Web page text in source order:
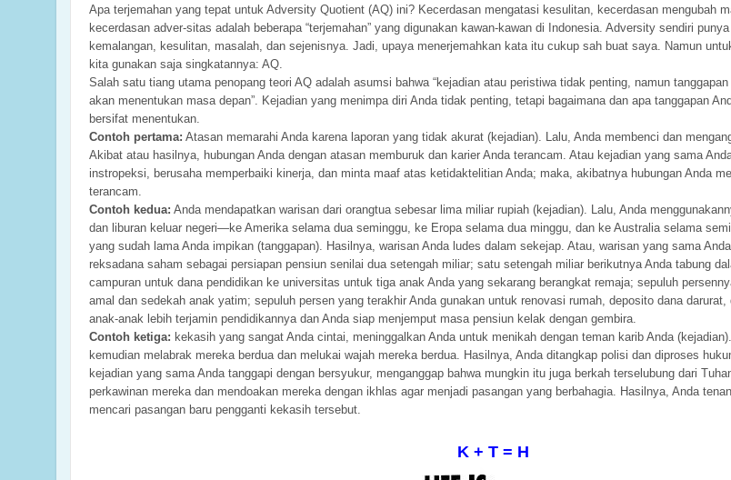
Apa terjemahan yang tepat untuk Adversity Quotient (AQ) ini? Kecerdasan mengatasi kesulitan, kecerdasan mengubah
kecerdasan adver-sitas adalah beberapa “terjemahan” yang digunakan kawan-kawan di Indonesia. Adversity sendiri
kemalangan, kesulitan, masalah, dan sejenisnya. Jadi, upaya menerjemahkan kata itu cukup sah buat saya. Namun
kita gunakan saja singkatannya: AQ.
Salah satu tiang utama penopang teori AQ adalah asumsi bahwa “kejadian atau peristiwa tidak penting, namun
akan menentukan masa depan”. Kejadian yang menimpa diri Anda tidak penting, tetapi bagaimana dan apa tanggapan
bersifat menentukan.
Contoh pertama: Atasan memarahi Anda karena laporan yang tidak akurat (kejadian). Lalu, Anda membenci dan
Akibat atau hasilnya, hubungan Anda dengan atasan memburuk dan karier Anda terancam. Atau kejadian yang sama
instropeksi, berusaha memperbaiki kinerja, dan minta maaf atas ketidaktelitian Anda; maka, akibatnya hubungan Anda
terancam.
Contoh kedua: Anda mendapatkan warisan dari orangtua sebesar lima miliar rupiah (kejadian). Lalu, Anda
dan liburan keluar negeri—ke Amerika selama dua seminggu, ke Eropa selama dua minggu, dan ke Australia selama
yang sudah lama Anda impikan (tanggapan). Hasilnya, warisan Anda ludes dalam sekejap. Atau, warisan yang sama
reksadana saham sebagai persiapan pensiun senilai dua setengah miliar; satu setengah miliar berikutnya Anda tabung
campuran untuk dana pendidikan ke universitas untuk tiga anak Anda yang sekarang berangkat remaja; sepuluh
amal dan sedekah anak yatim; sepuluh persen yang terakhir Anda gunakan untuk renovasi rumah, deposito dana
anak-anak lebih terjamin pendidikannya dan Anda siap menjemput masa pensiun kelak dengan gembira.
Contoh ketiga: kekasih yang sangat Anda cintai, meninggalkan Anda untuk menikah dengan teman karib Anda
kemudian melabrak mereka berdua dan melukai wajah mereka berdua. Hasilnya, Anda ditangkap polisi dan diproses
kejadian yang sama Anda tanggapi dengan bersyukur, menganggap bahwa mungkin itu juga berkah terselubung dari
perkawinan mereka dan mendoakan mereka dengan ikhlas agar menjadi pasangan yang berbahagia. Hasilnya, Anda
mencari pasangan baru pengganti kekasih tersebut.
K + T = H